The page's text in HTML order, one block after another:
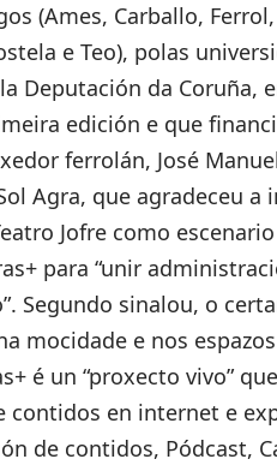
(Ames, Carballo,
e Teo), polas
Deputación da Coruña,
edición e que
ferrolán, José
Agra, que agradeceu
Jofre como
para “unir
Segundo sinalou, o
mocidade e nos
é un “proxecto vivo”
contidos en internet e
de contidos, Pódcast,